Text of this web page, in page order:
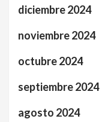
diciembre 2024
noviembre 2024
octubre 2024
septiembre 2024
agosto 2024